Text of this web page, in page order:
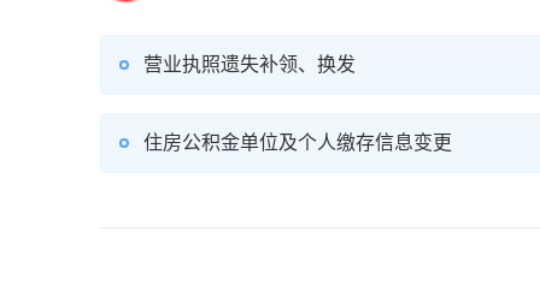
营业执照遗失补领、换发
住房公积金单位及个人缴存信息变更